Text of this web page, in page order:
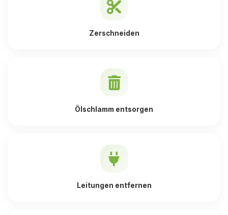
Zerschneiden
Ölschlamm entsorgen
Leitungen entfernen